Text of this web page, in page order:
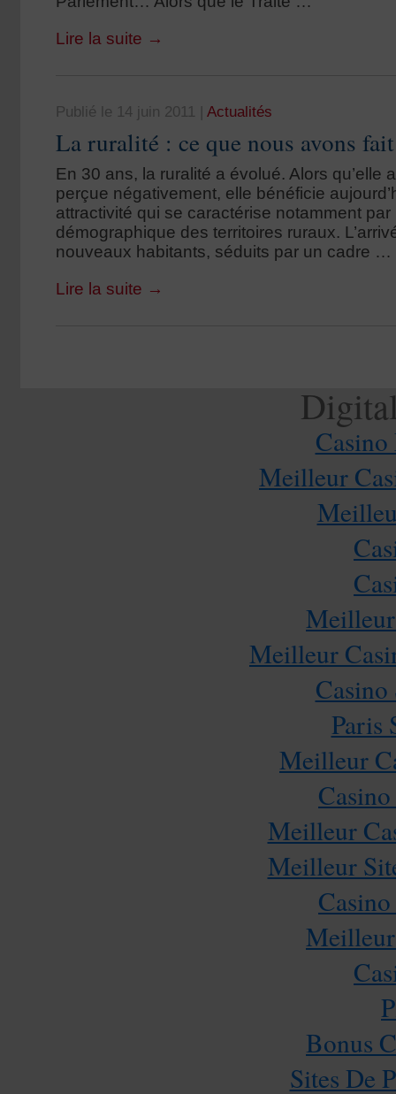
Lire la suite →
Publié le 14 juin 2011 Actualités
La ruralité : ce que nous avons fait
En 30 ans, la ruralité a évolué. Alors qu’elle
perçue négativement, elle bénéficie
attractivité qui se caractérise notamment
démographique des territoires ruraux.
nouveaux habitants, séduits par un cadre …
Lire la suite →
Meilleur
Meilleur
Casino
Paris
Meilleur
Meilleur
Meilleur
Bonus
Sites De